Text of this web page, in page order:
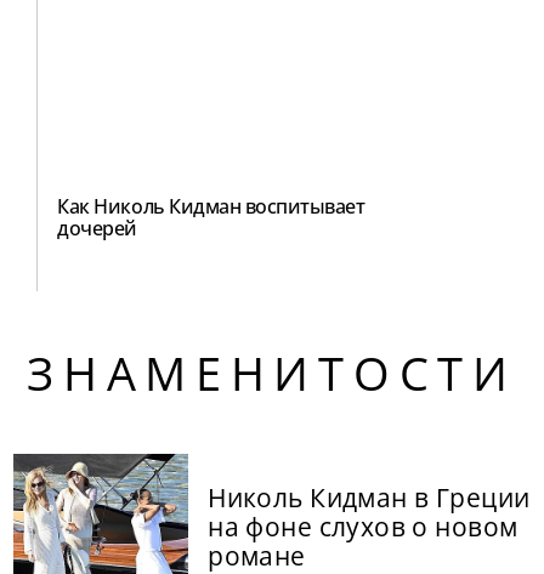
Как Николь Кидман воспитывает
дочерей
ЗНАМЕНИТОСТИ
Николь Кидман в Греции
на фоне слухов о новом
романе